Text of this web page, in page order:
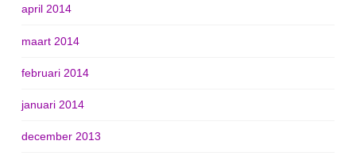
april 2014
maart 2014
februari 2014
januari 2014
december 2013